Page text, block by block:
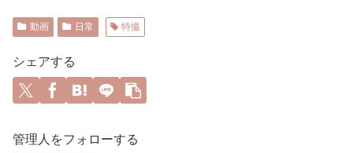
動画 日常 特撮
シェアする
管理人をフォローする